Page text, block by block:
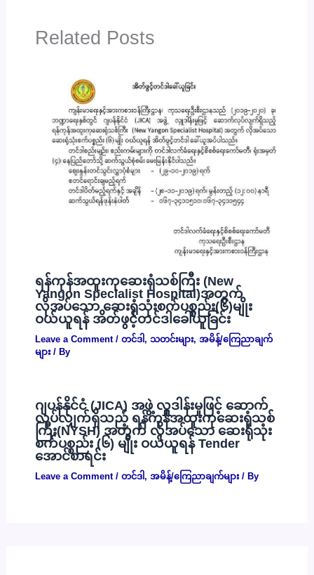
Related Posts
ရန်ကုန်အထူးကုဆေးရုံသစ်ကြီး (New
Yangon Specialist Hospital)အတွက်
လိုအပ်သော ဆေးရုံသုံးစက်ပစ္စည်း(၆)မျိုး
ဝယ်ယူရန် အိတ်ဖွင့်တင်ဒါခေါ်ယူခြင်း
Leave a Comment / တင်ဒါ , သတင်းများ, အမိန့်/ကြေညာချက်
များ/ By
ဂျပန်နိုင်ငံ (JICA) အဖွဲ့ လှူဒါန်းမှုဖြင့် ဆောက်
လုပ်လျှက်ရှိသည့် ရန်ကုန်အထူးကုဆေးရုံသစ်
ကြီး(NYSH) အတွက် လိုအပ်သော ဆေးရုံသုံး
စက်ပစ္စည်း (၆) မျိုး ဝယ်ယူရန် Tender
အောင်စာရင်း
Leave a Comment / တင်ဒါ , အမိန့်/ကြေညာချက်များ/ By